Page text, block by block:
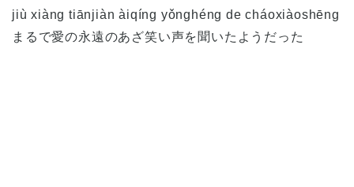
jiù xiàng tiānjiàn àiqíng yǒnghéng de cháoxiàoshēng
まるで愛の永遠のあざ笑い声を聞いたようだった